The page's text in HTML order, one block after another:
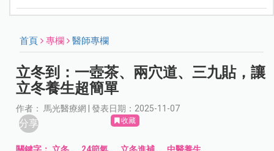
首頁 專欄 醫師專欄
立冬到：一壺茶、兩穴道、三九貼，讓
立冬養生超簡單
作者： 馬光醫療網 | 發表日期：2025-11-07
分享 收藏